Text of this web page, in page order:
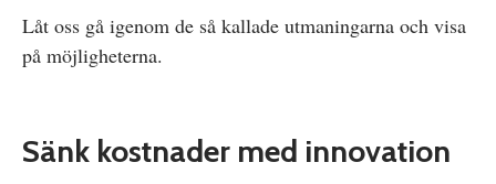
Låt oss gå igenom de så kallade utmaningarna och visa
på möjligheterna.
Sänk kostnader med innovation